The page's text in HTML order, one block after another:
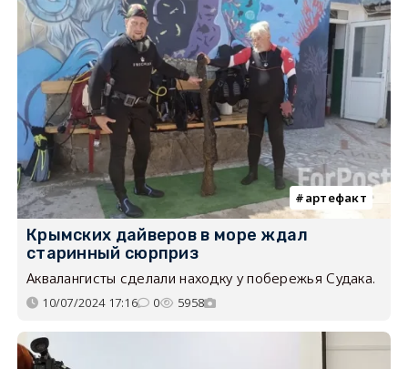
артефакт
Крымских дайверов в море ждал
старинный сюрприз
Аквалангисты сделали находку у побережья Судака.
10/07/2024 17:16 0 5958